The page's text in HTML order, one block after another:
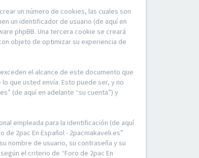
un número de cookies, las cuales son
un identificador de usuario (de aquí en
phpBB. Una tercera cookie se creará
objeto de optimizar su experiencia de
el alcance de este documento que
que usted envía. Esto puede ser, y no
(de aquí en adelante “su cuenta”) y
empleada para la identificación (de aquí
2pac En Español - 2pacmakaveli.es”
nombre de usuario, su contraseña y su
el criterio de “Foro de 2pac En